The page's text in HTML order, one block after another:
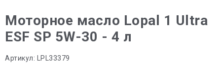
Моторное масло Lopal 1 Ultra
ESF SP 5W-30 - 4 л
Артикул: LPL33379